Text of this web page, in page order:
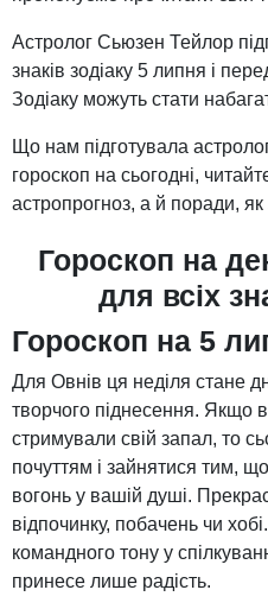
Астролог Сьюзен Тейлор
знаків зодіаку 5 липня і
Зодіаку можуть стати
Що нам підготувала
гороскоп на сьогодні,
астропрогноз, а й поради,
Гороскоп на
для всіх
Гороскоп на 5
Для Овнів ця неділя стане
творчого піднесення. Якщо
стримували свій запал, то
почуттям і зайнятися тим,
вогонь у вашій душі.
відпочинку, побачень чи
командного тону у
принесе лише радість.